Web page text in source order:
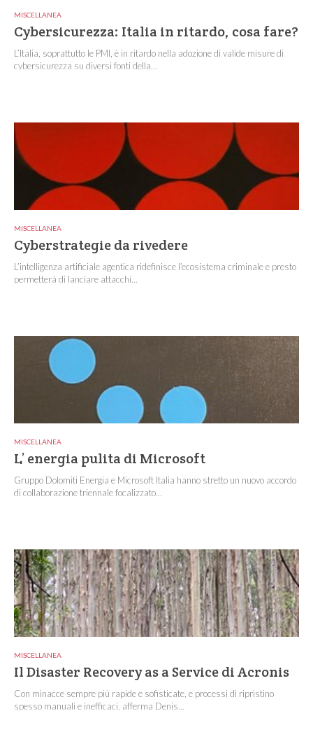
MISCELLANEA
Cybersicurezza: Italia in ritardo, cosa fare?
L’Italia, soprattutto le PMI, è in ritardo nella adozione di valide misure di
cybersicurezza su diversi fonti della...
MISCELLANEA
Cyberstrategie da rivedere
L’intelligenza artificiale agentica ridefinisce l’ecosistema criminale e presto
permetterà di lanciare attacchi...
MISCELLANEA
L’ energia pulita di Microsoft
Gruppo Dolomiti Energia e Microsoft Italia hanno stretto un nuovo accordo
di collaborazione triennale focalizzato...
MISCELLANEA
Il Disaster Recovery as a Service di Acronis
Con minacce sempre più rapide e sofisticate, e processi di ripristino
spesso manuali e inefficaci, afferma Denis...